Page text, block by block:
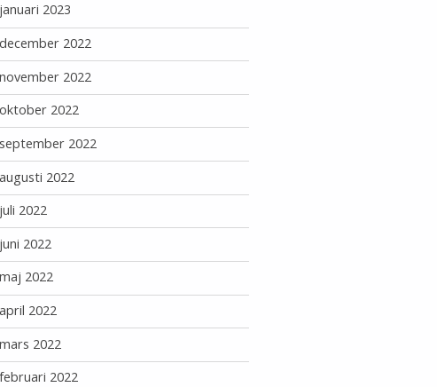
januari 2023
december 2022
november 2022
oktober 2022
september 2022
augusti 2022
juli 2022
juni 2022
maj 2022
april 2022
mars 2022
februari 2022